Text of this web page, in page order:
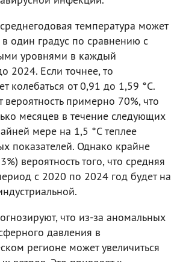
среднегодовая температура может
в один градус по сравнению с
уровнями в каждый
2024. Если точнее, то
колебаться от 0,91 до 1,59 °C.
вероятность примерно 70%, что
месяцев в течение следующих
мере на 1,5 °C теплее
показателей. Однако крайне
вероятность того, что средняя
с 2020 по 2024 год будет на
что из-за аномальных
давления в
регионе может увеличиться